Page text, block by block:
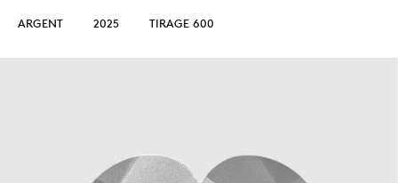
ARGENT 2025 TIRAGE 600